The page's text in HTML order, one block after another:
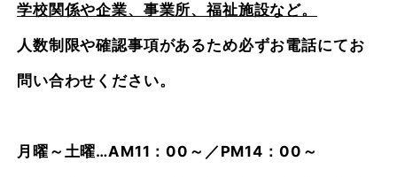
学校関係や企業、事業所、福祉施設など。
人数制限や確認事項があるため必ずお電話にてお
問い合わせください。
月曜～土曜…AM11：00～／PM14：00～